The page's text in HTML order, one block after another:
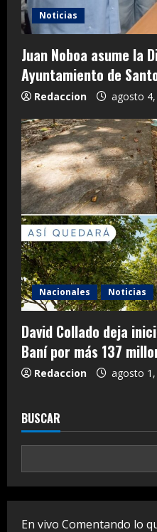
Noticias
Juan Noboa asume la
Ayuntamiento de
Redaccion agosto
Nacionales Noticias
David Collado deja
Baní por más 137
Redaccion agosto
BUSCAR
En vivo Comentando lo